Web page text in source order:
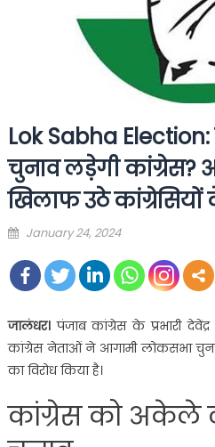
Lok Sabha
चुनाव लड़ेगी
खिलाफ उठे कांग्रेसियों
Posted
January 24, 2024
जालंधर।पंजाब कांग्रेस के प्रभारी
कांग्रेस नेताओं ने आगामी लोकसभा
का विरोध किया है।
कांग्रेस को अकेले